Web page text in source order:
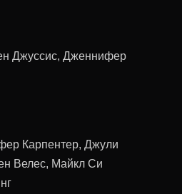
Джуссис, Дженнифер
Карпентер, Джули
Велес, Майкл Си